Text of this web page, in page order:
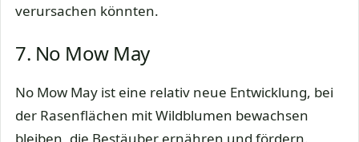
verursachen könnten.
7. No Mow May
No Mow May ist eine relativ neue Entwicklung, bei
der Rasenflächen mit Wildblumen bewachsen